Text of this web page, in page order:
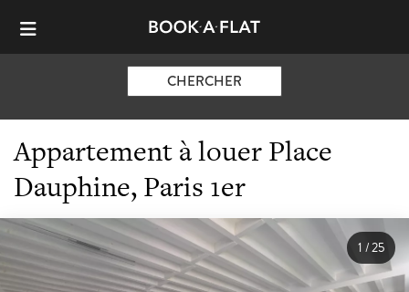
CHERCHER
Appartement à louer Place
Dauphine, Paris 1er
1/25